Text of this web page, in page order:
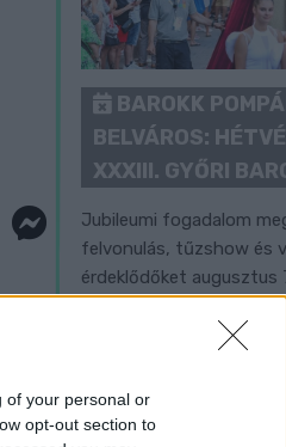
of your personal or
opt-out section to
BAROKK
BELVÁROS:
XXXIII. GYŐRI
Jubileumi fogadalom
felvonulás, tűzshow és
érdeklődőket augusztus